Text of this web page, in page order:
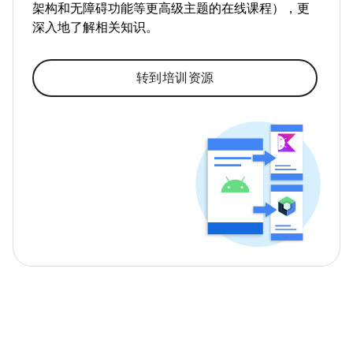
架构和无障碍功能等更高级主题的在线课程），更
深入地了解相关知识。
转到培训资源